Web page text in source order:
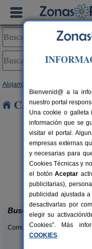
Alojamientos
Casas Rurales
Hotel Rural
Los
Buscar
Comunidades:
Bienvenid@ a la
nuestro portal
Una cookie o galleta
información que se
visitar el portal.
empresas externas
y necesarias para
Cookies Técnicas y
el botónAceptar
publicitarias),
publicidad ajustada
desactivarlas por
elegir su activación/
Cookies”. Más
COOKIES.